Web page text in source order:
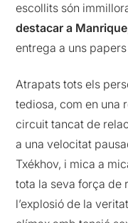
escollits són
destacar a
entrega a uns
Atrapats tots els
tediosa, com en una
circuit tancat de
a una velocitat
Txékhov, i mica a
tota la seva força de
l’explosió de la